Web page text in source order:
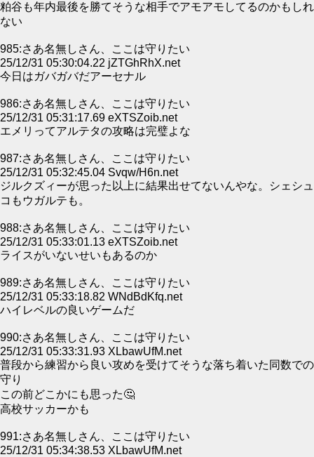
粕谷も年内最後を勝てそうな相手でアモアモしてるのかもしれ
ない
985:さあ名無しさん、ここは守りたい
25/12/31 05:30:04.22 jZTGhRhX.net
今日はガバガバだアーセナル
986:さあ名無しさん、ここは守りたい
25/12/31 05:31:17.69 eXTSZoib.net
エメリってアルテタの攻略は完璧よな
987:さあ名無しさん、ここは守りたい
25/12/31 05:32:45.04 Svqw/H6n.net
ジルクズィーが思った以上に結果出せてないんやな。シェシュ
コもウガルテも。
988:さあ名無しさん、ここは守りたい
25/12/31 05:33:01.13 eXTSZoib.net
ライスがいないせいもあるのか
989:さあ名無しさん、ここは守りたい
25/12/31 05:33:18.82 WNdBdKfq.net
ハイレベルの良いゲームだ
990:さあ名無しさん、ここは守りたい
25/12/31 05:33:31.93 XLbawUfM.net
普段から練習から良い攻めを受けてそうな落ち着いた同数での
守り
この前どこかにも思った🤔
高校サッカーかも
991:さあ名無しさん、ここは守りたい
25/12/31 05:34:38.53 XLbawUfM.net